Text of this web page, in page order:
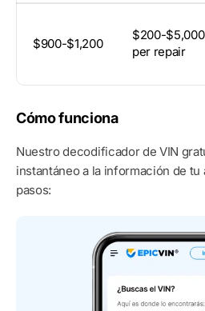
$900-$1,200
$200-$5,000
per repair
Cómo funciona
Nuestro decodificador de VIN
instantáneo a la información de
pasos: